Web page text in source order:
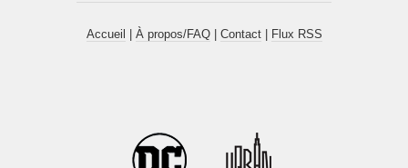
Accueil À propos/FAQ| Contact| Flux RSS